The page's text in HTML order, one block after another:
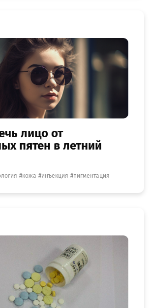
лицо от
пятен в летний
кожа инъекция пигментация